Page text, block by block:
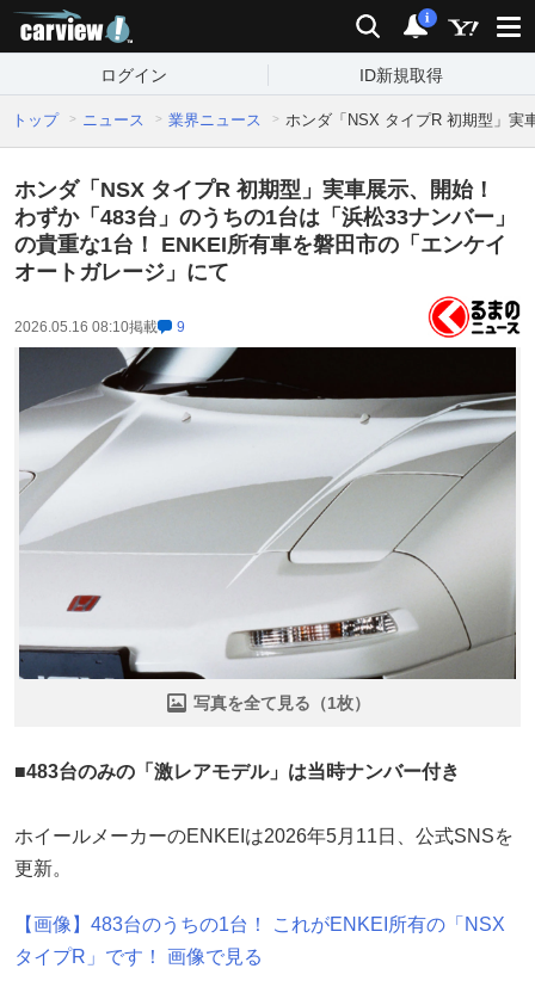
検索 通知
i
ログイン ID新規取得
トップ ニュース 業界ニュース ホンダ「NSX タイプR 初期型」実
ホンダ「NSX タイプR 初期型」実車展示、開始！
わずか「483台」のうちの1台は「浜松33ナンバー」
の貴重な1台！ ENKEI所有車を磐田市の「エンケイ
オートガレージ」にて
2026.05.16 08:10掲載 9
写真を全て見る（1枚）
■483台のみの「激レアモデル」は当時ナンバー付き
ホイールメーカーのENKEIは2026年5月11日、公式SNSを
更新。
【画像】483台のうちの1台！ これがENKEI所有の「NSX
タイプR」です！ 画像で見る